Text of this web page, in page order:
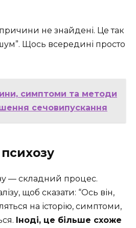
не знайдені. Це так
Щось всередині просто
симптоми та методи
сечовипускання
— складний процес.
щоб сказати: “Ось він,
на історію, симптоми,
Іноді, це більше схоже